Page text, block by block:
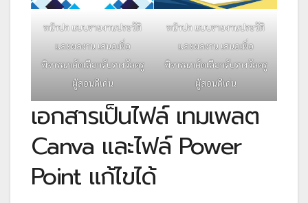
หน้าปก แบบรายงานประวัติ
และผลงาน เสนอเพื่อ
พิจารณาคัดเลือกรับรางวัลครู
ผู้สอนดีเด่น
หน้าปก แบบรายงานประวัติ
และผลงาน เสนอเพื่อ
พิจารณาคัดเลือกรับรางวัลครู
ผู้สอนดีเด่น
เอกสารเป็นไฟล์ เทมเพลต
Canva และไฟล์ Power
Point แก้ไขได้